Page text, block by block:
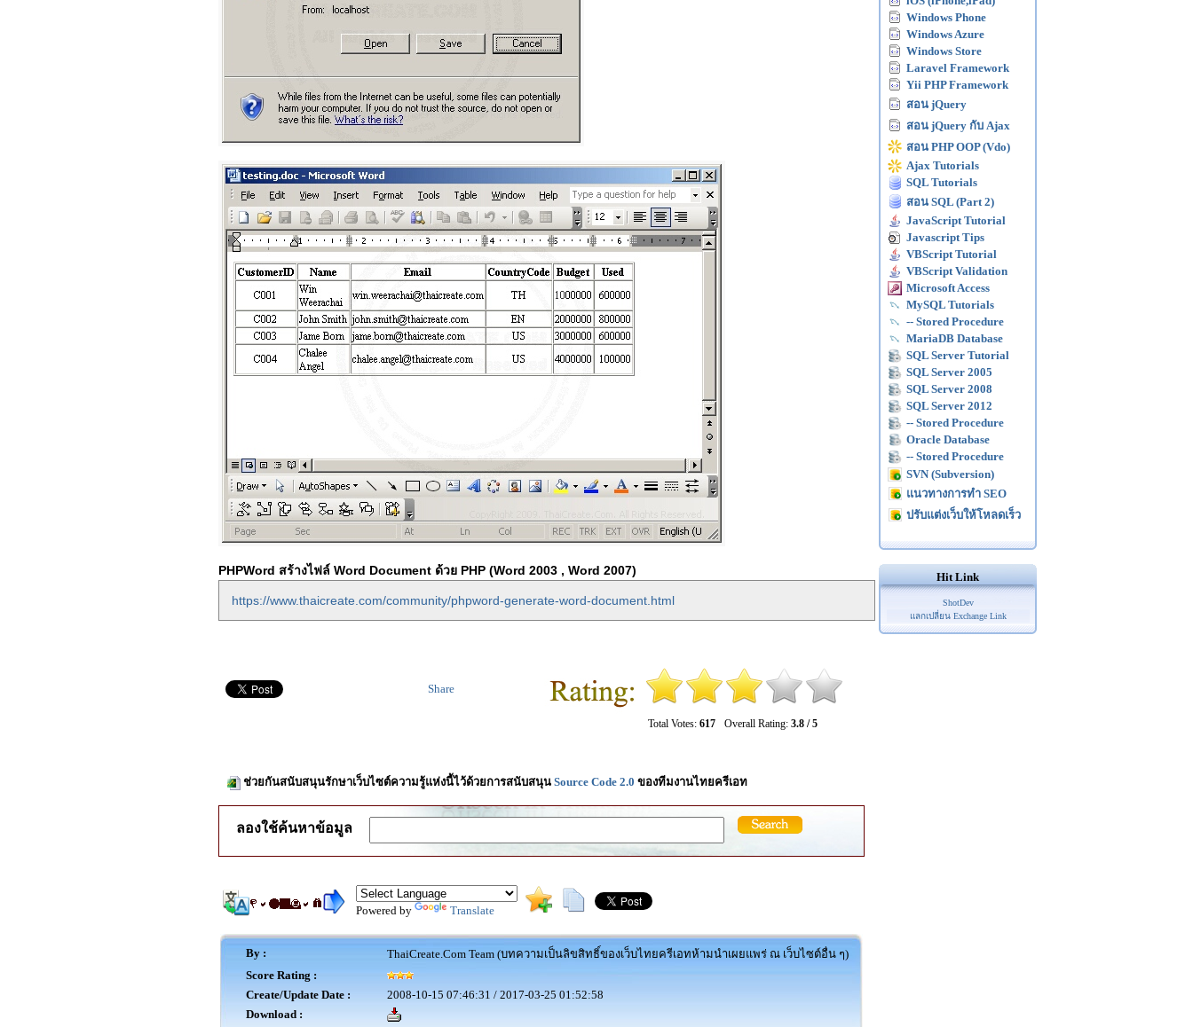
PHPWord สร้างไฟล์ Word Document ด้วย PHP (Word 2003 , Word 2007)
https://www.thaicreate.com/community/phpword-generate-word-document.html
Total Votes: 617 Overall Rating: 3.8 / 5
Share
ช่วยกันสนับสนุนรักษาเว็บไซต์ความรู้แห่งนี้ไว้ด้วยการสนับสนุน Source Code 2.0 ของทีมงานไทยครีเอท
ลองใช้ค้นหาข้อมูล
Powered by Translate
By :
ThaiCreate.Com Team (บทความเป็นลิขสิทธิ์ของเว็บไทยครีเอทห้ามนำเผยแพร่ ณ เว็บไซต์อื่น ๆ)
Score Rating :
Create/Update Date :
2008-10-15 07:46:31 / 2017-03-25 01:52:58
Download :
Windows Phone
Windows Azure
Windows Store
Laravel Framework
Yii PHP Framework
สอน jQuery
สอน jQuery กับ Ajax
สอน PHP OOP (Vdo)
Ajax Tutorials
SQL Tutorials
สอน SQL (Part 2)
JavaScript Tutorial
Javascript Tips
VBScript Tutorial
VBScript Validation
Microsoft Access
MySQL Tutorials
-- Stored Procedure
MariaDB Database
SQL Server Tutorial
SQL Server 2005
SQL Server 2008
SQL Server 2012
-- Stored Procedure
Oracle Database
-- Stored Procedure
SVN (Subversion)
แนวทางการทำ SEO
ปรับแต่งเว็บให้โหลดเร็ว
Hit Link
ShotDev
แลกเปลี่ยน Exchange Link